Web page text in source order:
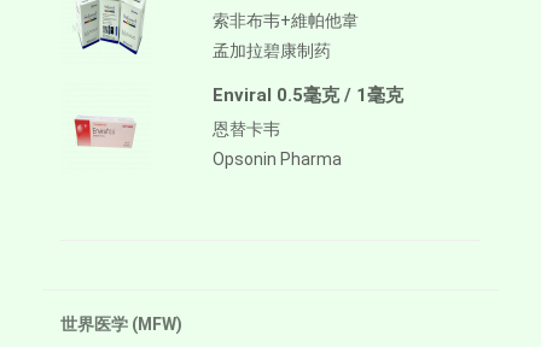
索非布韦+維帕他韋
孟加拉碧康制药
Enviral 0.5毫克 / 1毫克
恩替卡韦
Opsonin Pharma
世界医学 (MFW)